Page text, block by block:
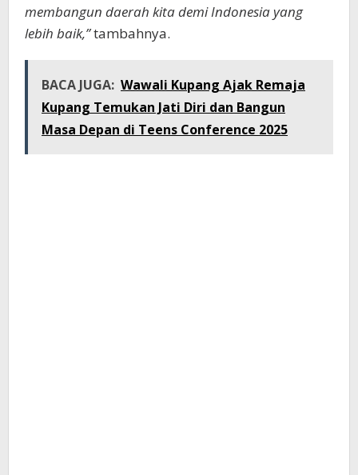
membangun daerah kita demi Indonesia yang
lebih baik,”tambahnya.
BACA JUGA: Wawali Kupang Ajak Remaja
Kupang Temukan Jati Diri dan Bangun
Masa Depan di Teens Conference 2025